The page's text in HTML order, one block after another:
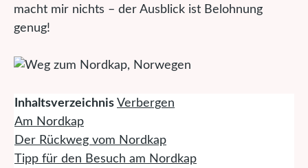
macht mir nichts – der Ausblick ist Belohnung
genug!
Inhaltsverzeichnis Verbergen
Am Nordkap
Der Rückweg vom Nordkap
Tipp für den Besuch am Nordkap